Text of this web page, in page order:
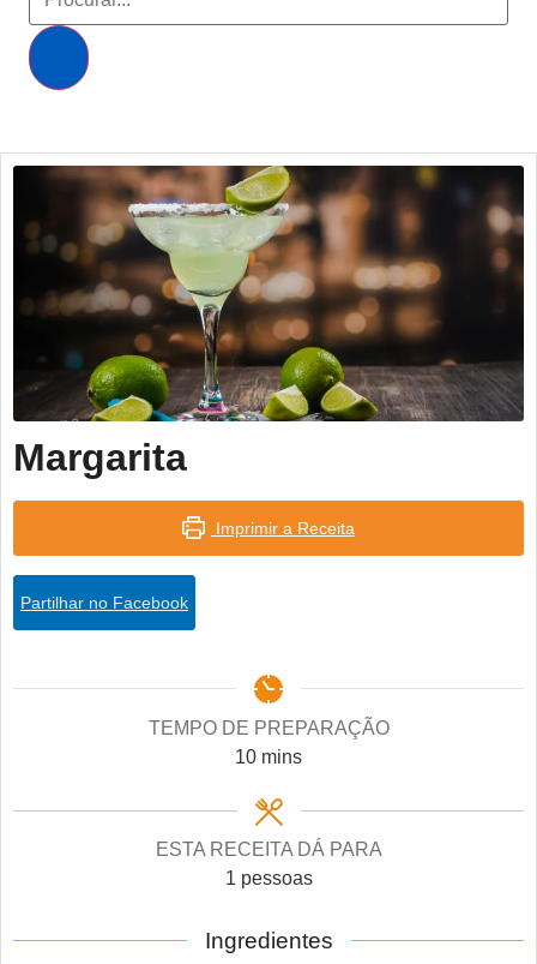
Margarita
Imprimir a Receita
Partilhar no Facebook
TEMPO DE PREPARAÇÃO
10minutes
mins
ESTA RECEITA DÁ PARA
1 pessoas
Ingredientes